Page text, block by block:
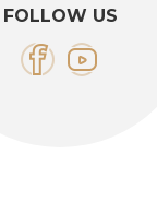
FOLLOW US